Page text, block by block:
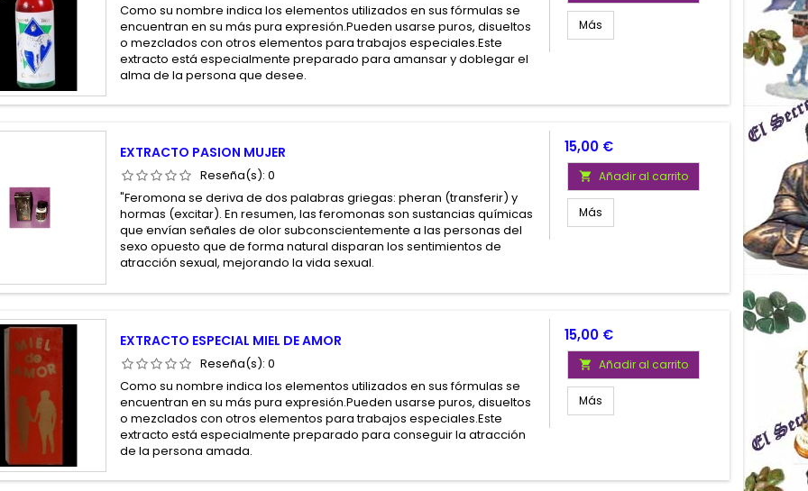
Como su nombre indica los elementos utilizados en sus fórmulas se
encuentran en su más pura expresión.Pueden usarse puros, disueltos
o mezclados con otros elementos para trabajos especiales.Este
extracto está especialmente preparado para amansar y doblegar el
alma de la persona que desee.
Más
EXTRACTO PASION MUJER
Reseña(s):0
"Feromona se deriva de dos palabras griegas: pheran (transferir) y
hormas (excitar). En resumen, las feromonas son sustancias químicas
que envían señales de olor subconscientemente a las personas del
sexo opuesto que de forma natural disparan los sentimientos de
atracción sexual, mejorando la vida sexual.
Precio
15,00 €
 Añadir al carrito
Más
EXTRACTO ESPECIAL MIEL DE AMOR
Reseña(s):0
Como su nombre indica los elementos utilizados en sus fórmulas se
encuentran en su más pura expresión.Pueden usarse puros, disueltos
o mezclados con otros elementos para trabajos especiales.Este
extracto está especialmente preparado para conseguir la atracción
de la persona amada.
Precio
15,00 €
 Añadir al carrito
Más